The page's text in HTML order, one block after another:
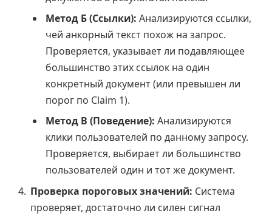
Метод Б (Ссылки): Анализируются ссылки,
чей анкорный текст похож на запрос.
Проверяется, указывает ли подавляющее
большинство этих ссылок на один
конкретный документ (или превышен ли
порог по Claim 1).
Метод В (Поведение): Анализируются
клики пользователей по данному запросу.
Проверяется, выбирает ли большинство
пользователей один и тот же документ.
Проверка пороговых значений: Система
проверяет, достаточно ли силен сигнал